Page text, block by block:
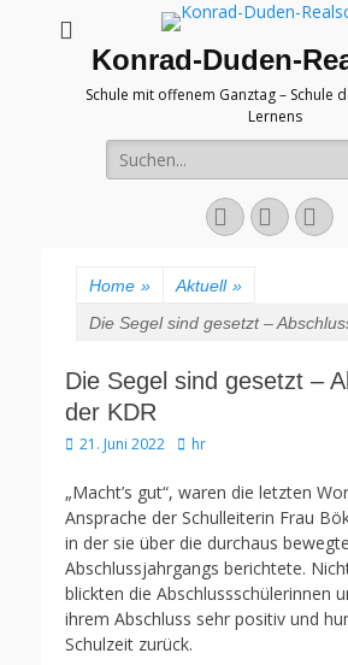
Konrad-Duden-
Schule mit offenem Ganztag – Schule
Lernens
Suche
nach:
E-
Mail
YouTube
Home » Aktuell »
Die Segel sind gesetzt –
Die Segel sind gesetzt –
der KDR
Veröffentlicht
21. Juni 2022 Autor
hr
„Macht’s gut“, waren die letzten
Ansprache der Schulleiterin Frau
in der sie über die durchaus
Abschlussjahrgangs berichtete.
blickten die Abschlussschülerinnen
ihrem Abschluss sehr positiv und
Schulzeit zurück.